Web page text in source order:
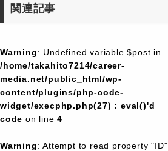
関連記事
Warning: Undefined variable $post in
/home/takahito7214/career-
media.net/public_html/wp-
content/plugins/php-code-
widget/execphp.php(27) : eval()'d
code on line4
Warning: Attempt to read property "ID"